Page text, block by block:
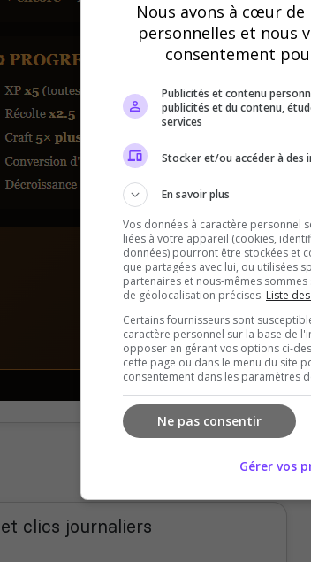
clics journaliers
Nous avons à cœur
personnelles et nous
consentement
Publicités et contenu
publicités et du contenu,
services
Stocker et/ou accéder à des
En savoir plus
Vos données à caractère personnel
liées à votre appareil (cookies,
données) pourront être stockées et
que partagées avec lui, ou utilisées
partenaires et nous-mêmes
de géolocalisation précises. Liste
Certains fournisseurs sont
caractère personnel sur la base de
opposer en gérant vos options ci-
cette page ou dans le menu du site
consentement dans les paramètres
Ne pas consentir
Gérer vos